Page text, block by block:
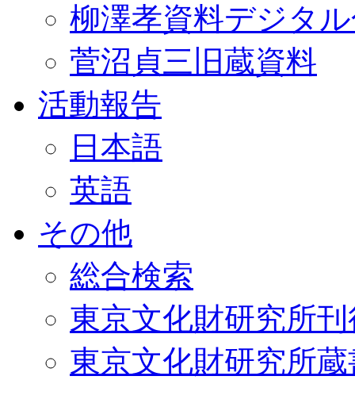
柳澤孝資料デジタ
菅沼貞三旧蔵資料
活動報告
日本語
英語
その他
総合検索
東京文化財研究所
東京文化財研究所